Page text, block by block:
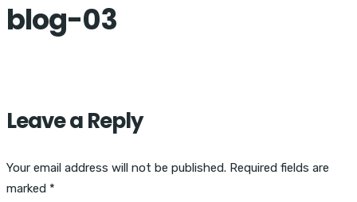
blog-03
Leave a Reply
Your email address will not be published. Required fields are
marked *